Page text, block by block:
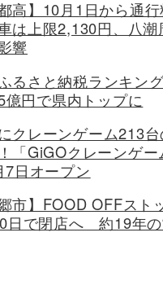
都高】10月1日から通
は上限2,130円、八
響
るさと納税ランキン
億円で県内トップに
クレーンゲーム213台
「GiGOクレーンゲー
7日オープン
郷市】FOOD OFFスト
日で閉店へ 約19年の